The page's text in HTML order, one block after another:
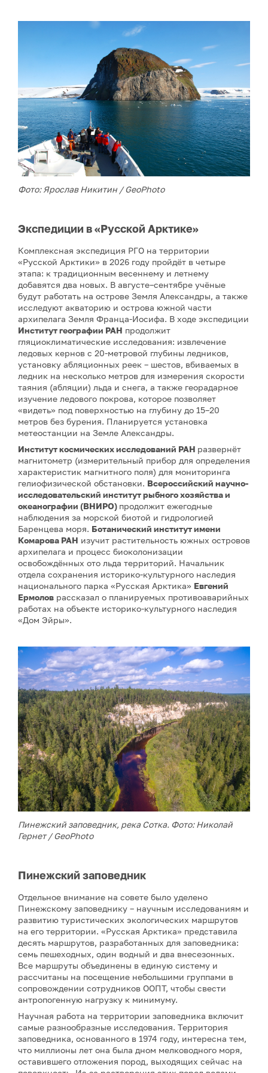
Фото: Ярослав Никитин / GeoPhoto
Экспедиции в «Русской Арктике»
Комплексная экспедиция РГО на территории
«Русской Арктики» в 2026 году пройдёт в четыре
этапа: к традиционным весеннему и летнему
добавятся два новых. В августе–сентябре учёные
будут работать на острове Земля Александры, а также
исследуют акваторию и острова южной части
архипелага Земля Франца-Иосифа. В ходе экспедиции
Институт географии РАН продолжит
гляциоклиматические исследования: извлечение
ледовых кернов с 20-метровой глубины ледников,
установку абляционных реек – шестов, вбиваемых в
ледник на несколько метров для измерения скорости
таяния (абляции) льда и снега, а также георадарное
изучение ледового покрова, которое позволяет
«видеть» под поверхностью на глубину до 15–20
метров без бурения. Планируется установка
метеостанции на Земле Александры.
Институт космических исследований РАН развернёт
магнитометр (измерительный прибор для определения
характеристик магнитного поля) для мониторинга
гелиофизической обстановки. Всероссийский научно-
исследовательский институт рыбного хозяйства и
океанографии (ВНИРО) продолжит ежегодные
наблюдения за морской биотой и гидрологией
Баренцева моря. Ботанический институт имени
Комарова РАН изучит растительность южных островов
архипелага и процесс биоколонизации
освобождённых ото льда территорий. Начальник
отдела сохранения историко-культурного наследия
национального парка «Русская Арктика» Евгений
Ермолов рассказал о планируемых противоаварийных
работах на объекте историко-культурного наследия
«Дом Эйры».
Пинежский заповедник, река Сотка. Фото: Николай
Гернет / GeoPhoto
Пинежский заповедник
Отдельное внимание на совете было уделено
Пинежскому заповеднику – научным исследованиям и
развитию туристических экологических маршрутов
на его территории. «Русская Арктика» представила
десять маршрутов, разработанных для заповедника:
семь пешеходных, один водный и два внесезонных.
Все маршруты объединены в единую систему и
рассчитаны на посещение небольшими группами в
сопровождении сотрудников ООПТ, чтобы свести
антропогенную нагрузку к минимуму.
Научная работа на территории заповедника включит
самые разнообразные исследования. Территория
заповедника, основанного в 1974 году, интересна тем,
что миллионы лет она была дном мелководного моря,
оставившего отложения пород, выходящих сейчас на